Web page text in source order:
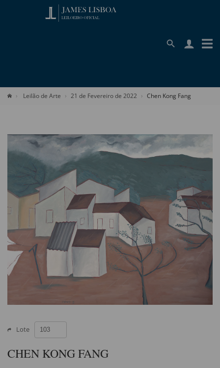
Leilão de Arte 21 de Fevereiro de 2022 Chen Kong Fang
Lote
CHEN KONG FANG